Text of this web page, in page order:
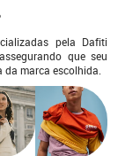
pela Dafiti
que seu
da marca escolhida.